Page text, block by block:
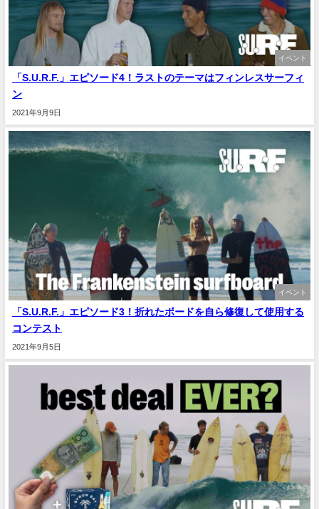
イベント
「S.U.R.F.」エピソード4！ラストのテーマはフィンレスサーフィ
ン
2021年9月9日
イベント
「S.U.R.F.」エピソード3！折れたボードを自ら修復して使用する
コンテスト
2021年9月5日